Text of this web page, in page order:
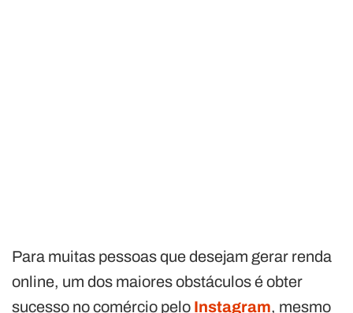
Para muitas pessoas que desejam gerar renda
online, um dos maiores obstáculos é obter
sucesso no comércio pelo Instagram, mesmo